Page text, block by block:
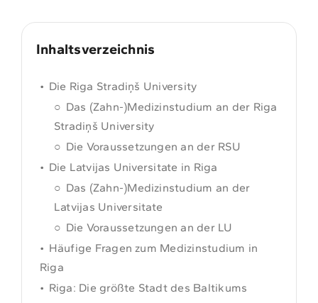
Inhaltsverzeichnis
Die Riga Stradiņš University
Das (Zahn-)Medizinstudium an der Riga
Stradiņš University
Die Voraussetzungen an der RSU
Die Latvijas Universitate in Riga
Das (Zahn-)Medizinstudium an der
Latvijas Universitate
Die Voraussetzungen an der LU
Häufige Fragen zum Medizinstudium in
Riga
Riga: Die größte Stadt des Baltikums